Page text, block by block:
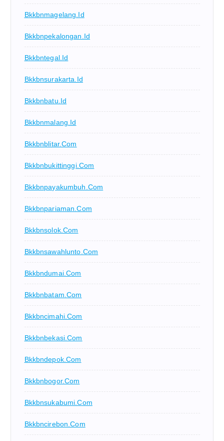
Bkkbnmagelang.id
Bkkbnpekalongan.id
Bkkbntegal.id
Bkkbnsurakarta.id
Bkkbnbatu.id
Bkkbnmalang.id
Bkkbnblitar.com
Bkkbnbukittinggi.com
Bkkbnpayakumbuh.com
Bkkbnpariaman.com
Bkkbnsolok.com
Bkkbnsawahlunto.com
Bkkbndumai.com
Bkkbnbatam.com
Bkkbncimahi.com
Bkkbnbekasi.com
Bkkbndepok.com
Bkkbnbogor.com
Bkkbnsukabumi.com
Bkkbncirebon.com